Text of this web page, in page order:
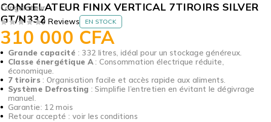
Congélateur
CONGELATEUR FINIX VERTICAL 7TIROIRS SILVER
GT/N3320 Reviews EN STOCK
310 000 CFA
Grande capacité : 332 litres, idéal pour un stockage généreux.
Classe énergétique A: Consommation électrique réduite,
économique.
7 tiroirs: Organisation facile et accès rapide aux aliments.
Système Defrosting : Simplifie l’entretien en évitant le dégivrage
manuel.
Garantie: 12 mois
Retour accepté : voir les conditions